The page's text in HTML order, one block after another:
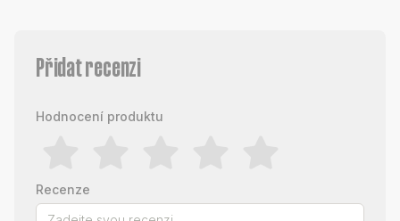
Přidat recenzi
Hodnocení produktu
Recenze